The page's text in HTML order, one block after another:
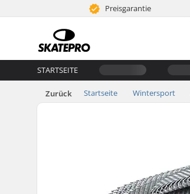
Preisgarantie
STARTSEITE
Zurück Startseite Wintersport